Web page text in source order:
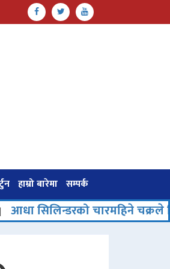
हाम्रो बारेमा सम्पर्क
चारमहिने चक्रले वितरण